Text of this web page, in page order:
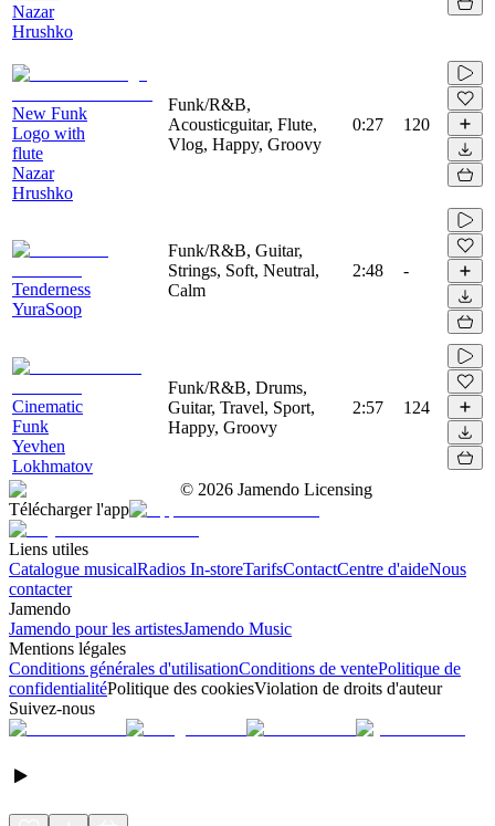
Nazar
Hrushko
New Funk
Logo with
flute
Nazar
Hrushko
Funk/R&B,
Acousticguitar, Flute,
Vlog, Happy, Groovy
0:27 120
Tenderness
YuraSoop
Funk/R&B, Guitar,
Strings, Soft, Neutral,
Calm
2:48 -
Cinematic
Funk
Yevhen
Lokhmatov
Funk/R&B, Drums,
Guitar, Travel, Sport,
Happy, Groovy
2:57 124
© 2026 Jamendo Licensing
Télécharger l'app
Liens utiles
Catalogue musicalRadios In-storeTarifsContactCentre d'aideNous
contacter
Jamendo
Jamendo pour les artistesJamendo Music
Mentions légales
Conditions générales d'utilisationConditions de ventePolitique de
confidentialitéPolitique des cookiesViolation de droits d'auteur
Suivez-nous